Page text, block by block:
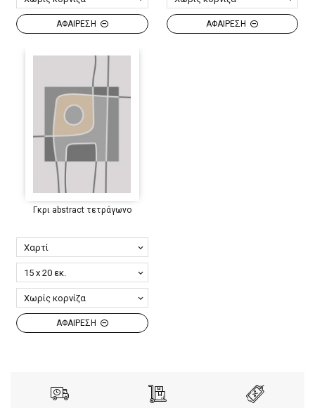
ΑΦΑΙΡΕΣΗ ΑΦΑΙΡΕΣΗ
Γκρι abstract τετράγωνο
ΑΦΑΙΡΕΣΗ